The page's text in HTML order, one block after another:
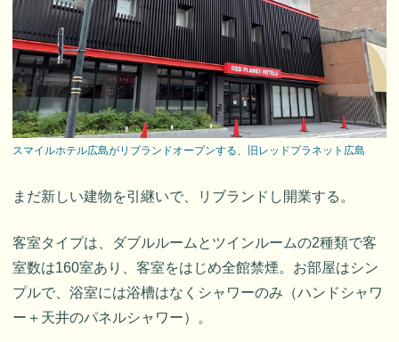
スマイルホテル広島がリブランドオープンする、旧レッドプラネット広島
まだ新しい建物を引継いで、リブランドし開業する。
客室タイプは、ダブルルームとツインルームの2種類で客
室数は160室あり、客室をはじめ全館禁煙。お部屋はシン
プルで、浴室には浴槽はなくシャワーのみ（ハンドシャワ
ー＋天井のパネルシャワー）。